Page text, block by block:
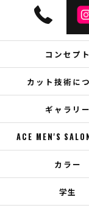
コンセプト
カット技術に
ギャラリー
ACE MEN'S
カラー
学生